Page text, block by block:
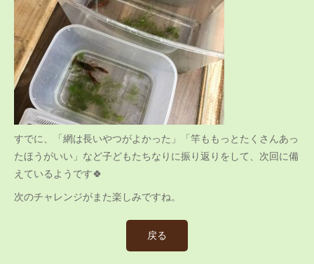
すでに、「網は長いやつがよかった」「竿ももっとたくさんあっ
たほうがいい」など子どもたちなりに振り返りをして、次回に備
えているようです🍀
次のチャレンジがまた楽しみですね。
戻る